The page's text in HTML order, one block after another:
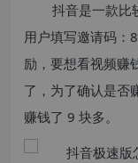
抖音是一款比
用户填写邀请码：
励，要想看视频赚
了，为了确认是否
赚钱了 9 块多。